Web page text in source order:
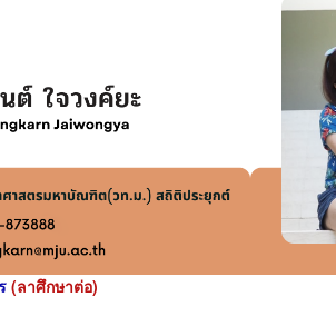
(ลาศึกษาต่อ)